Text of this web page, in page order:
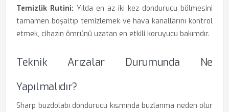
Temizlik Rutini: Yılda en az iki kez dondurucu bölmesini
tamamen boşaltıp temizlemek ve hava kanallarını kontrol
etmek, cihazın ömrünü uzatan en etkili koruyucu bakımdır.
Teknik Arızalar Durumunda Ne
Yapılmalıdır?
Sharp buzdolabı dondurucu kısmında buzlanma neden olur